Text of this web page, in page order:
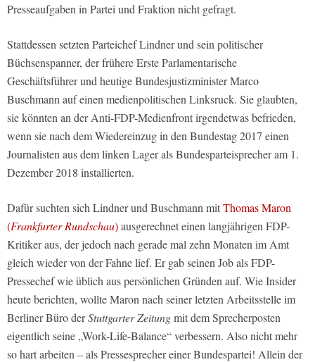
Presseaufgaben in Partei und Fraktion nicht gefragt.
Stattdessen setzten Parteichef Lindner und sein politischer
Büchsenspanner, der frühere Erste Parlamentarische
Geschäftsführer und heutige Bundesjustizminister Marco
Buschmann auf einen medienpolitischen Linksruck. Sie glaubten,
sie könnten an der Anti-FDP-Medienfront irgendetwas befrieden,
wenn sie nach dem Wiedereinzug in den Bundestag 2017 einen
Journalisten aus dem linken Lager als Bundesparteisprecher am 1.
Dezember 2018 installierten.
Dafür suchten sich Lindner und Buschmann mitThomas Maron
(Frankfurter Rundschau)ausgerechnet einen langjährigen FDP-
Kritiker aus, der jedoch nach gerade mal zehn Monaten im Amt
gleich wieder von der Fahne lief. Er gab seinen Job als FDP-
Pressechef wie üblich aus persönlichen Gründen auf. Wie Insider
heute berichten, wollte Maron nach seiner letzten Arbeitsstelle im
Berliner Büro derStuttgarter Zeitungmit dem Sprecherposten
eigentlich seine „Work-Life-Balance“ verbessern. Also nicht mehr
so hart arbeiten – als Pressesprecher einer Bundespartei! Allein der